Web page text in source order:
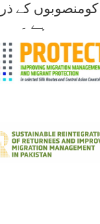
کومنصوبوں کے
ہے ۔